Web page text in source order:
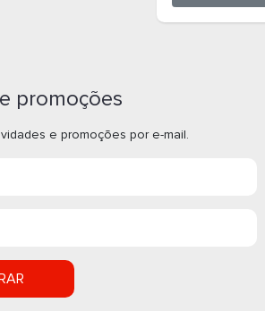
promoções
e promoções por e-mail.